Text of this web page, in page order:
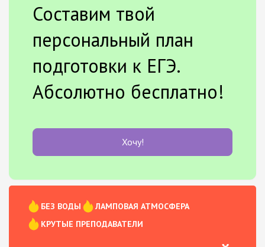
Составим твой
персональный план
подготовки к ЕГЭ.
Абсолютно бесплатно!
Хочу!
БЕЗ ВОДЫ
ЛАМПОВАЯ АТМОСФЕРА
КРУТЫЕ ПРЕПОДАВАТЕЛИ